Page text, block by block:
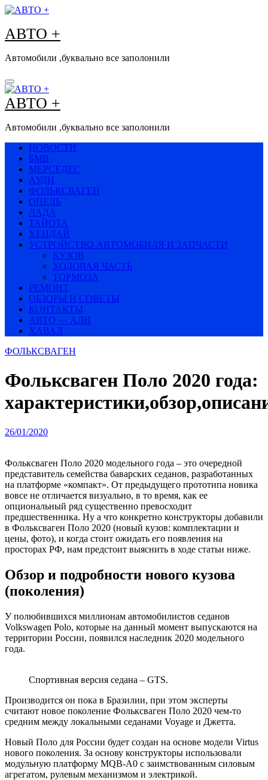
Перейти
содержимому
АВТО +
Автомобили ,буквально все заполонили
АВТО +
Автомобили ,буквально все заполонили
НОВОСТИ
БМВ
МЕРСЕДЕС
АУДИ
ФОЛЬКСВАГЕН
ОПЕЛЬ
ЛАДА
ТАЙОТА
ХЕНДАЙ
УСТРОЙСТВО АВТОМОБИЛЯ И ЗАПЧАСТИ
КУЗОВ
ХОДОВАЯ ЧАСТЬ
ТОРМОЗА
РЕМОНТ
ОБЗОРЫ И СОВЕТЫ
КОНТАКТЫ
АВТО — АЛИ
ХАВАЛ
ФОЛЬКСВАГЕН
Фольксваген Поло 2020 года:
26/01/2020
Фольксваген Поло 2020 модельного года – это очередной
представитель семейства баварских седанов, разработанных
на платформе «компакт». От предыдущего прототипа новика
вовсе не отличается визуально, в то время, как ее
опциональный ряд существенно превосходит
предшественника. Ну а что конкретно конструкторы добавили
в Фольксваген Поло 2020 (новый кузов: комплектации и
цены, фото), и когда стоит ожидать его появления на
просторах РФ, нам предстоит выяснить в ходе статьи ниже.
Обзор и подробности нового кузова
(поколения)
У полюбившихся миллионам автомобилистов седанов
Volkswagen Polo, которые на данный момент выпускаются на
территории России, появился наследник 2020 модельного
года.
Спортивная версия седана – GTS.
Производится он пока в Бразилии, при этом эксперты
считают новое поколение Фольксваген Поло 2020 чем-то
средним между локальными седанами Voyage и Джетта.
Новый Поло для России будет создан на основе модели Virtus
нового поколения. За основу конструкторы использовали
модульную платформу MQB-A0 с заимствованным силовым
агрегатом, рулевым механизмом и электрикой.